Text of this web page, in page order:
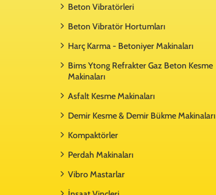
Beton Vibratörleri
Beton Vibratör Hortumları
Harç Karma - Betoniyer Makinaları
Bims Ytong Refrakter Gaz Beton Kesme
Makinaları
Asfalt Kesme Makinaları
Demir Kesme & Demir Bükme Makinaları
Kompaktörler
Perdah Makinaları
Vibro Mastarlar